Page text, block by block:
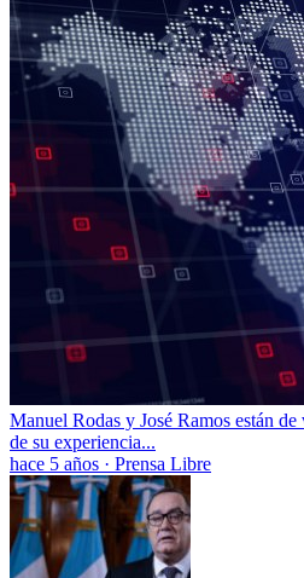
Manuel Rodas y José Ramos están
de su experiencia...
hace 5 años · Prensa Libre